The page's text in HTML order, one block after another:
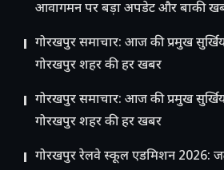
आवागमन पर बड़ा अपडेट और बाकी
गोरखपुर समाचार: आज की प्रमुख
गोरखपुर शहर की हर खबर
गोरखपुर समाचार: आज की प्रमुख
गोरखपुर शहर की हर खबर
गोरखपुर रेलवे स्कूल एडमिशन 2026: